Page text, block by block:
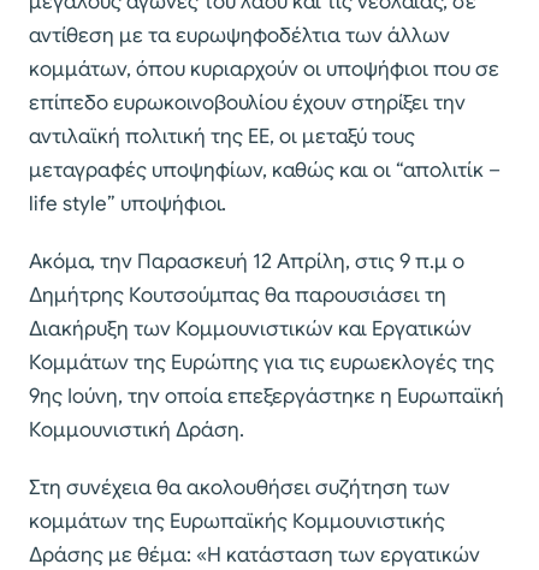
αντίθεση με τα ευρωψηφοδέλτια των άλλων
κομμάτων, όπου κυριαρχούν οι υποψήφιοι που σε
επίπεδο ευρωκοινοβουλίου έχουν στηρίξει την
αντιλαϊκή πολιτική της ΕΕ, οι μεταξύ τους
μεταγραφές υποψηφίων, καθώς και οι “απολιτίκ –
life style” υποψήφιοι.
Ακόμα, την Παρασκευή 12 Απρίλη, στις 9 π.μ ο
Δημήτρης Κουτσούμπας θα παρουσιάσει τη
Διακήρυξη των Κομμουνιστικών και Εργατικών
Κομμάτων της Ευρώπης για τις ευρωεκλογές της
9ης Ιούνη, την οποία επεξεργάστηκε η Ευρωπαϊκή
Κομμουνιστική Δράση.
Στη συνέχεια θα ακολουθήσει συζήτηση των
κομμάτων της Ευρωπαϊκής Κομμουνιστικής
Δράσης με θέμα: «Η κατάσταση των εργατικών